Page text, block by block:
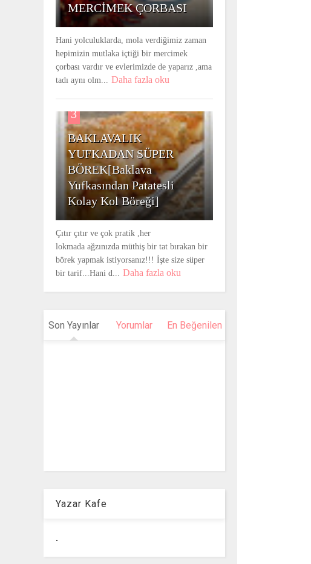
MERCİMEK ÇORBASI
Hani yolculuklarda, mola verdiğimiz zaman
hepimizin mutlaka içtiği bir mercimek
çorbası vardır ve evlerimizde de yaparız ,ama
tadı aynı olm... Daha fazla oku
3
BAKLAVALIK
YUFKADAN SÜPER
BÖREK[Baklava
Yufkasından Patatesli
Kolay Kol Böreği]
Çıtır çıtır ve çok pratik ,her
lokmada ağzınızda müthiş bir tat bırakan bir
börek yapmak istiyorsanız!!! İşte size süper
bir tarif...Hani d... Daha fazla oku
Son Yayınlar Yorumlar En Beğenilen
Yazar Kafe
.